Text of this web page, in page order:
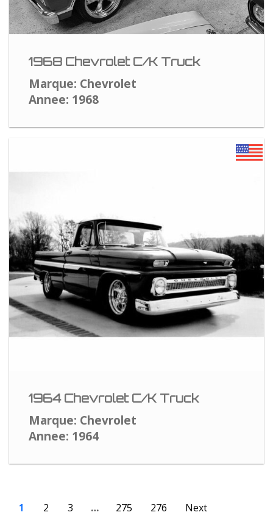
1968 Chevrolet C/K Truck
Marque: Chevrolet
Annee: 1968
1964 Chevrolet C/K Truck
Marque: Chevrolet
Annee: 1964
1 2 3 … 275 276 Next